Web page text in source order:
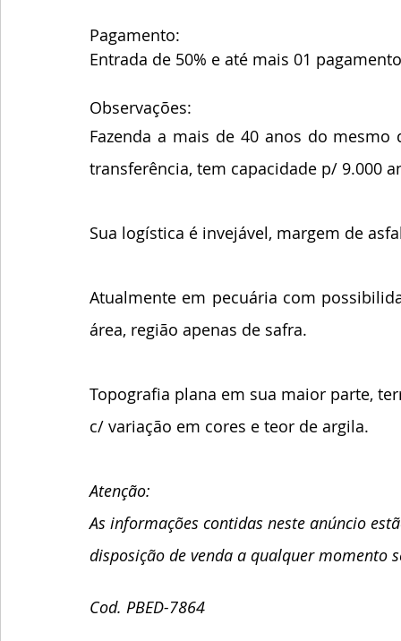
Pagamento:
Entrada de 50% e até mais 01 pagamento
Observações:
Fazenda a mais de 40 anos do
transferência, tem capacidade p/ 9.000
Sua logística é invejável, margem de
Atualmente em pecuária com
área, região apenas de safra.
Topografia plana em sua maior parte,
c/ variação em cores e teor de argila.
Atenção:
As informações contidas neste anúncio
disposição de venda a qualquer momento
Cod. PBED-7864